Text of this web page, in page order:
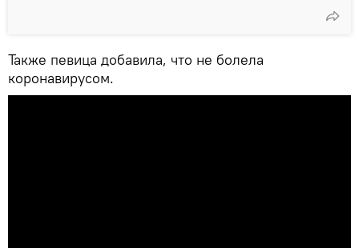
Также певица добавила, что не болела
коронавирусом.